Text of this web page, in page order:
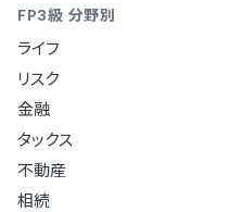
FP3級 分野別
ライフ
リスク
金融
タックス
不動産
相続